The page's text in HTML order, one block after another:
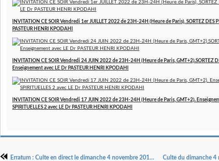
INVITATION CE SOIR Vendredi 1er JUILLET 2022 de 23H-24H (Heure de Paris), SORTEZ DES
PASTEUR HENRI KPODAHI
INVITATION CE SOIR Vendredi 24 JUIN 2022 de 23H-24H (Heure de Paris, GMT+2).SORTEZ
Enseignement avec LE Dr PASTEUR HENRI KPODAHI
INVITATION CE SOIR Vendredi 17 JUIN 2022 de 23H-24H (Heure de Paris, GMT+2).
SPIRITUELLES 2 avec LE Dr PASTEUR HENRI KPODAHI
Erratum : Culte en direct le dimanche 4 novembre 2018 à partir de 11 h 00 sur la chaîne Youtube du MIDEGUEM